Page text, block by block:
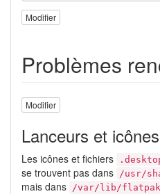
Modifier
Problèmes
Modifier
Lanceurs et icônes
Les icônes et fichiers
se trouvent pas dans
/usr/
mais dans
/var/lib/